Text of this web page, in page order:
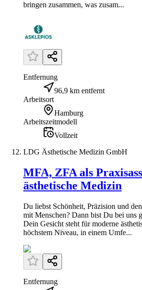
bringen zusammen, was zusam...
Entfernung
96,9 km entfernt
Arbeitsort
Hamburg
Arbeitszeitmodell
Vollzeit
LDG Ästhetische Medizin GmbH
MFA, ZFA als
ästhetische Medizin
Du liebst Schönheit, Präzision und
mit Menschen? Dann bist Du bei uns
Dein Gesicht steht für moderne
höchstem Niveau, in einem Umfe...
Entfernung